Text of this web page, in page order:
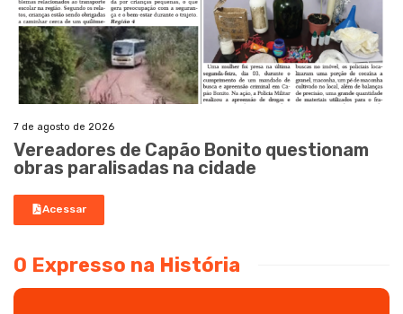
7 de agosto de 2026
Vereadores de Capão Bonito questionam
obras paralisadas na cidade
Acessar
O Expresso na História